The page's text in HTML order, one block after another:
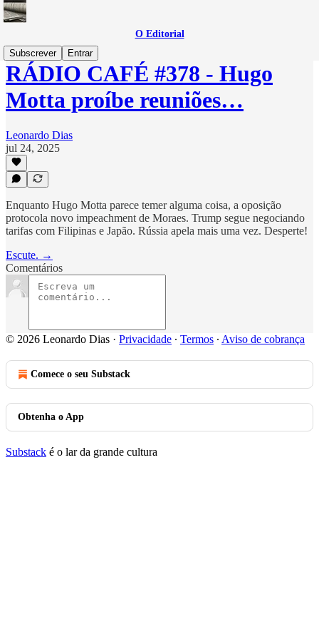
O Editorial
Subscrever
Entrar
RÁDIO CAFÉ #378 - Hugo
Motta proíbe reuniões…
Leonardo Dias
jul 24, 2025
Enquanto Hugo Motta parece temer alguma coisa, a oposição
protocola novo impeachment de Moraes. Trump segue negociando
tarifas com Filipinas e Japão. Rússia apela mais uma vez. Desperte!
Escute. →
Comentários
© 2026 Leonardo Dias · Privacidade ∙ Termos ∙ Aviso de cobrança
Comece o seu Substack
Obtenha o App
Substack é o lar da grande cultura